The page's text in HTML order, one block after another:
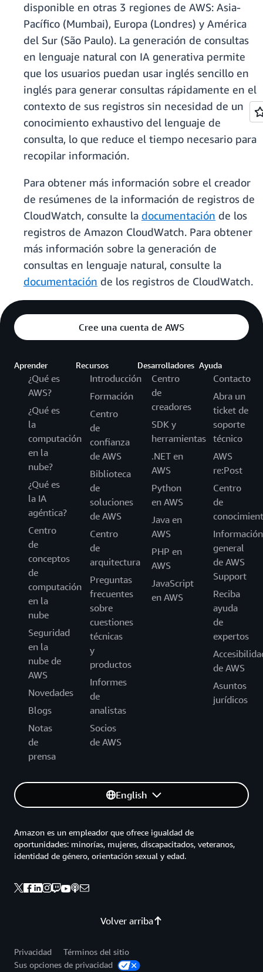
disponible en otras 3 regiones de AWS: Asia-
Pacífico (Mumbai), Europa (Londres) y América
del Sur (São Paulo). La generación de consultas
en lenguaje natural con IA generativa permite
que los usuarios puedan usar inglés sencillo en
inglés para generar consultas rápidamente en el
contexto de sus registros sin necesidad de un
conocimiento exhaustivo del lenguaje de
consulta, lo que reduce el tiempo necesario para
recopilar información.
Para obtener más información sobre el creador
de resúmenes de la información de registros de
CloudWatch, consulte la documentación de los
registros de Amazon CloudWatch. Para obtener
más información sobre la generación de
consultas en lenguaje natural, consulte la
documentación de los registros de CloudWatch.
Cree una cuenta de AWS
Aprender
¿Qué es
AWS?
¿Qué es
la
computación
en la
nube?
¿Qué es
la IA
agéntica?
Centro
de
conceptos
de
computación
en la
nube
Seguridad
en la
nube de
AWS
Novedades
Blogs
Notas
de
prensa
Recursos
Introducción
Formación
Centro
de
confianza
de AWS
Biblioteca
de
soluciones
de AWS
Centro
de
arquitectura
Preguntas
frecuentes
sobre
cuestiones
técnicas
y
productos
Informes
de
analistas
Socios
de AWS
Desarrolladores
Centro
de
creadores
SDK y
herramientas
.NET en
AWS
Python
en AWS
Java en
AWS
PHP en
AWS
JavaScript
en AWS
Ayuda
Contacto
Abra un
ticket de
soporte
técnico
AWS
re:Post
Centro
de
Información
general
de AWS
Support
Reciba
ayuda
de
expertos
de AWS
Asuntos
jurídicos
English
Volver arriba
Amazon es un empleador que ofrece igualdad de
oportunidades: minorías, mujeres, discapacitados, veteranos,
identidad de género, orientación sexual y edad.
Privacidad
Términos del sitio
Sus opciones de privacidad